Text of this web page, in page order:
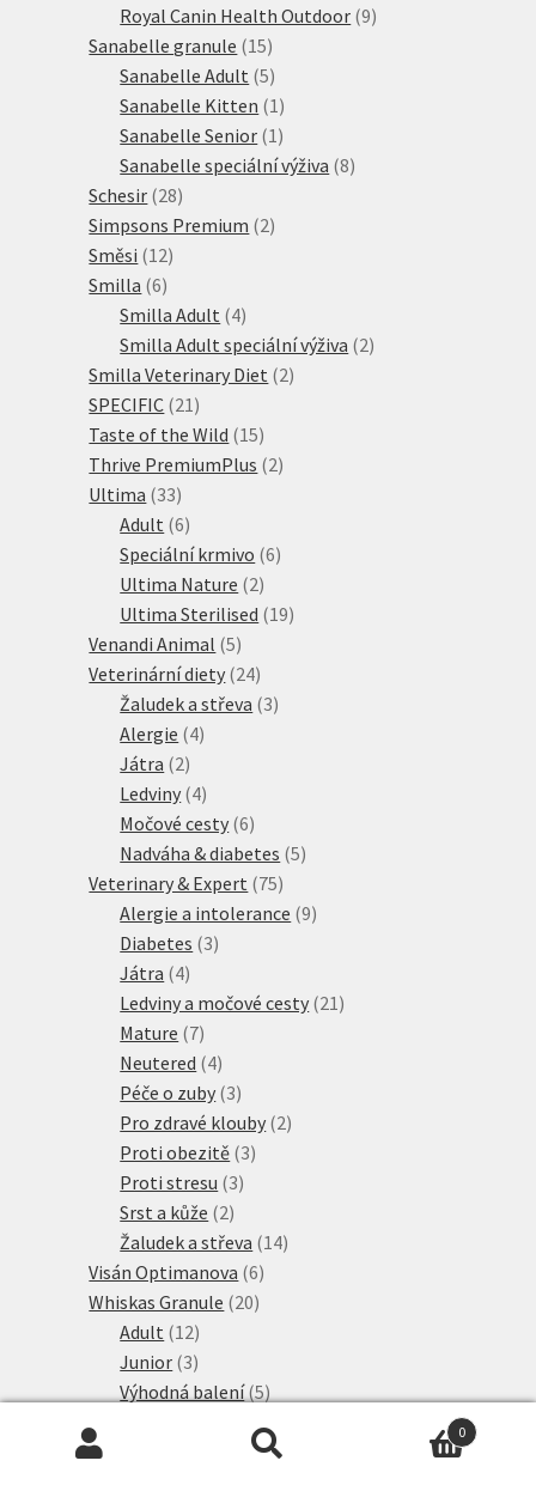
produktů
Royal Canin Health Outdoor 99
Sanabelle granule 1515
produktů
Sanabelle Adult 55
produktů
Sanabelle Kitten 1 1
produkt
Sanabelle Senior 1 1
produkt
Sanabelle speciální výživa 88
Schesir 2828
produktů
Simpsons Premium 22
Směsi 1212
Smilla 66
produktů
Smilla Adult 44
produkty
Smilla Adult speciální výživa 22
Smilla Veterinary Diet 22
SPECIFIC 21 21
produktů
Taste of the Wild 1515
produktů
Thrive PremiumPlus 22
Ultima 3333
produktů
Adult 66
produktů
Speciální krmivo 66
Ultima Nature 22
produkty
Ultima Sterilised 1919
Venandi Animal 55
produktů
Veterinární diety 2424
produktů
Žaludek a střeva 33
Alergie 44
Játra 22
produkty
Ledviny 44
produkty
Močové cesty 66
produktů
Nadváha & diabetes 55
Veterinary & Expert 7575
produktů
Alergie a intolerance 99
Diabetes 33
Játra 44
produkty
Ledviny a močové cesty 21 21
Mature 77
produktů
Neutered 44
produkty
Péče o zuby 33
produkty
Pro zdravé klouby 22
Proti obezitě 33
Proti stresu 33
Srst a kůže 22
produkty
Žaludek a střeva 1414
Visán Optimanova 66
produktů
Whiskas Granule 2020
Adult 1212
produktů
Junior 33
produkty
Výhodná balení 55
produktů
Wild Freedom Granule 26
0